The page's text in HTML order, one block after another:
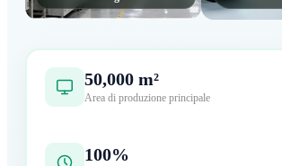
50,000 m²
Area di produzione principale
100%